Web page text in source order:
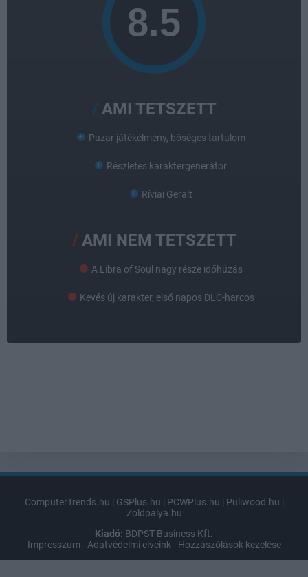
AMI TETSZETT
Pazar játékélmény, bőséges tartalom
Részletes karaktergenerátor
Ríviai Geralt
AMI NEM TETSZETT
A Libra of Soul nagy része időhúzás
Kevés új karakter, első napos DLC-harcos
ComputerTrends.hu | GSPlus.hu | PCWPlus.hu | Puliwood.hu |
Zoldpalya.hu
Kiadó: BDPST Business Kft.
Impresszum - Adatvédelmi elveink - Hozzászólások kezelése